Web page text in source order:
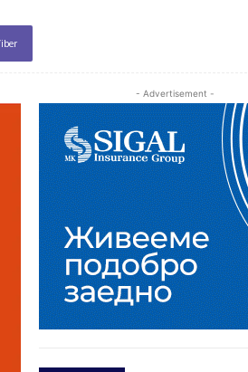
- Advertisement -